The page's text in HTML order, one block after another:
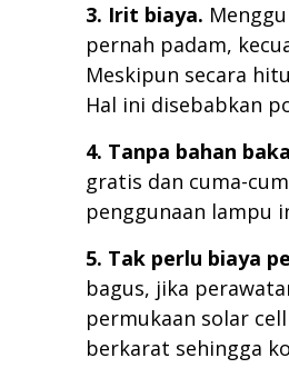
3. Irit biaya.
pernah padam,
Meskipun secara
Hal ini disebabkan
4. Tanpa bahan
gratis dan cuma-
penggunaan lampu
5. Tak perlu biaya
bagus, jika
permukaan solar
berkarat sehingga